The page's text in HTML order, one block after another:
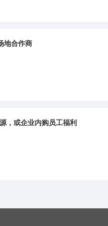
地合作商
，或企业内购员工福利